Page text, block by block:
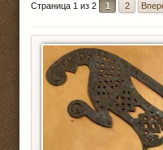
Страница 1 из 2 1 2